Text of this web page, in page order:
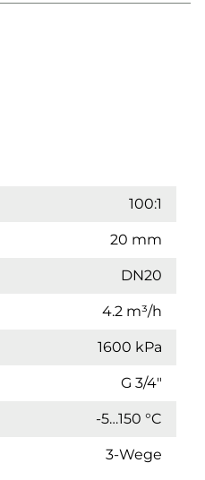
100:1
20 mm
DN20
4.2 m³/h
1600 kPa
G 3/4"
-5…150 °C
3-Wege